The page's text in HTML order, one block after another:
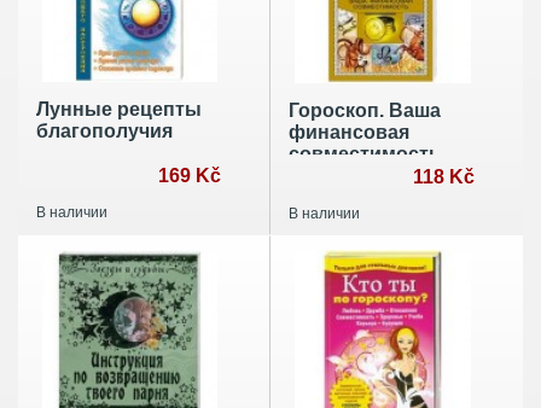
Лунные рецепты
благополучия
169 Kč
В наличии
Гороскоп. Ваша
финансовая
совместимость.
118 Kč
В наличии